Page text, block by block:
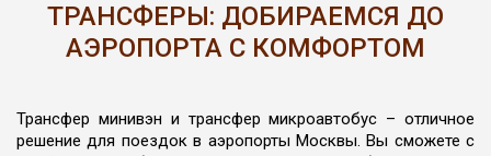
ТРАНСФЕРЫ: ДОБИРАЕМСЯ ДО
АЭРОПОРТА С КОМФОРТОМ
Трансфер минивэн и трансфер микроавтобус – отличное
решение для поездок в аэропорты Москвы. Вы сможете с